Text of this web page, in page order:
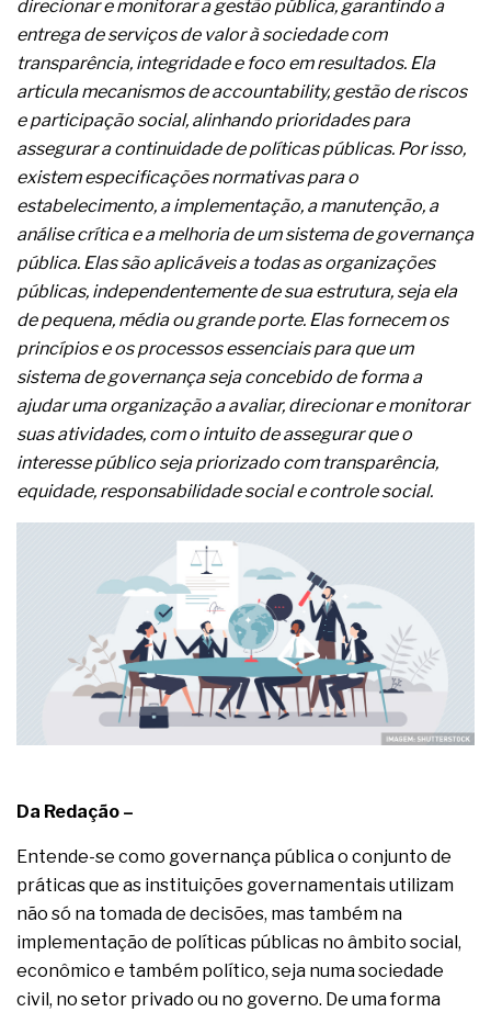
A prevenção clínica da coceira no ânus
Os sintomas clínicos do teratoma de ovário
O tratamento médico da síndrome da fadiga
As causas médicas da queda dos cabelos ou
calvície
Quando a gestão é o obstáculo para o resultado
positivo
Os procedimentos para a inspeção em estruturas
hidráulicas de concreto de obras
O movimento regular reduz em 19% o risco de
morte precoce e melhora o metabolismo
O desenvolvimento de indicadores nas atividades
de governança das organizações
O desenho industrial ganha espaço como
estratégia competitiva nas empresas
As variações dimensionais dos produtos de
materiais cimentícios com fibra de vidro
A próxima vantagem competitiva não está no
modelo de IA
A IA elevou a régua do comprador B2B e a venda
complexa ficou ainda mais humana
direcionar e monitorar a gestão pública, garantindo a
entrega de serviços de valor à sociedade com
transparência, integridade e foco em resultados. Ela
articula mecanismos de accountability, gestão de riscos
e participação social, alinhando prioridades para
assegurar a continuidade de políticas públicas. Por isso,
existem especificações normativas para o
estabelecimento, a implementação, a manutenção, a
análise crítica e a melhoria de um sistema de governança
pública. Elas são aplicáveis a todas as organizações
públicas, independentemente de sua estrutura, seja ela
de pequena, média ou grande porte. Elas fornecem os
princípios e os processos essenciais para que um
sistema de governança seja concebido de forma a
ajudar uma organização a avaliar, direcionar e monitorar
suas atividades, com o intuito de assegurar que o
interesse público seja priorizado com transparência,
equidade, responsabilidade social e controle social.
Da Redação –
Entende-se como governança pública o conjunto de
práticas que as instituições governamentais utilizam
não só na tomada de decisões, mas também na
implementação de políticas públicas no âmbito social,
econômico e também político, seja numa sociedade
civil, no setor privado ou no governo. De uma forma